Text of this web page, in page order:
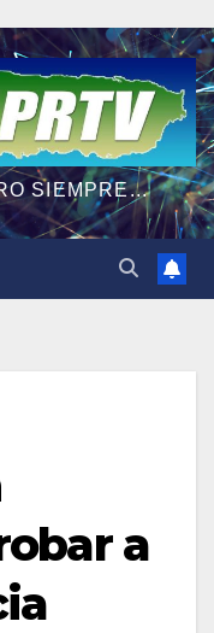
SIEMPRE...
a